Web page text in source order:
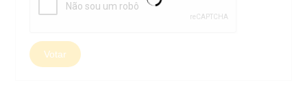
Votar